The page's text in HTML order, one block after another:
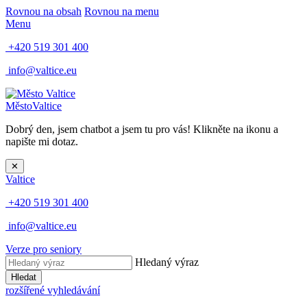
Rovnou na obsah Rovnou na menu
Menu
+420 519 301 400
info@valtice.eu
MěstoValtice
Dobrý den, jsem chatbot a jsem tu pro vás! Klikněte na ikonu a
napište mi dotaz.
✕
Valtice
+420 519 301 400
info@valtice.eu
Verze pro seniory
Hledaný výraz
Hledat
rozšířené vyhledávání